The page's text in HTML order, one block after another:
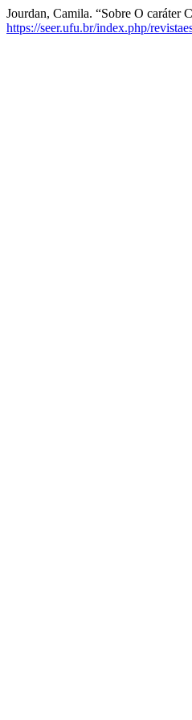
Jourdan, Camila. “Sobre O caráter
https://seer.ufu.br/index.php/